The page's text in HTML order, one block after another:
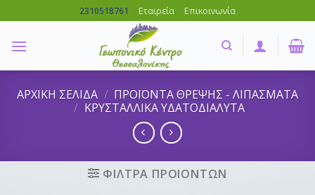
to
content
2310518761 Εταιρεία Επικοινωνία
ΑΡΧΙΚΗ ΣΕΛΙΔΑ / ΠΡΟΪΟΝΤΑ ΘΡΕΨΗΣ - ΛΙΠΑΣΜΑΤΑ
/ ΚΡΥΣΤΑΛΛΙΚΑ ΥΔΑΤΟΔΙΑΛΥΤΑ
ΦΙΛΤΡΑ ΠΡΟΙΟΝΤΩΝ